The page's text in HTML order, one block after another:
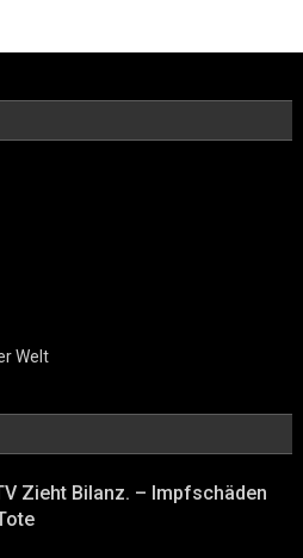
Welt
Zieht Bilanz. – Impfschäden